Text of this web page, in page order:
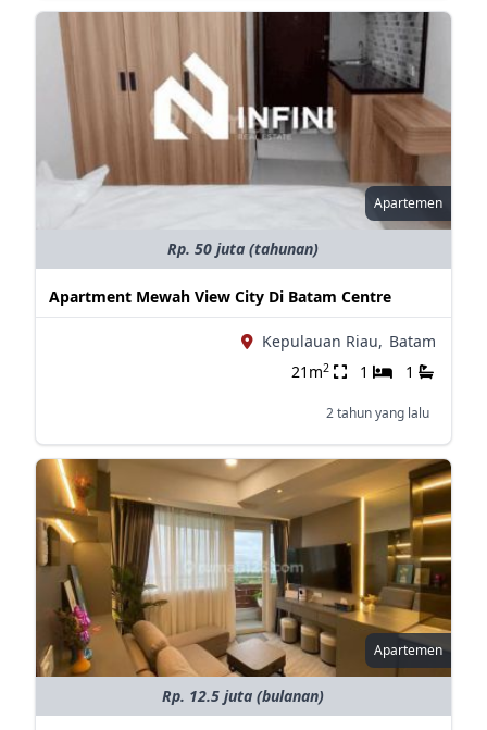
Apartemen
Rp. 50 juta (tahunan)
Apartment Mewah View City Di Batam Centre
Kepulauan Riau, Batam
21m2 1 1
2 tahun yang lalu
Apartemen
Rp. 12.5 juta (bulanan)